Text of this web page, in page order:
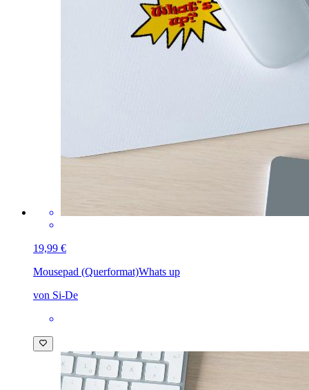
19,99 €
Mousepad (Querformat)Whats up
von Si-De